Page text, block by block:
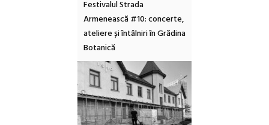
Festivalul Strada
Armenească #10: concerte,
ateliere și întâlniri în Grădina
Botanică